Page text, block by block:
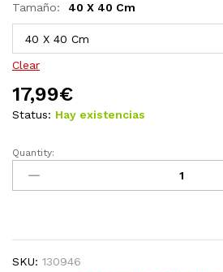
Tamaño: 40 X 40 Cm
Clear
17,99€
Status: Hay existencias
4
fundas
beige
imitación
Quantity:
SKU: 130946